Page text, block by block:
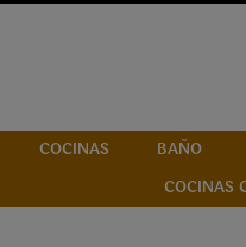
COCINAS BAÑO
COCINAS